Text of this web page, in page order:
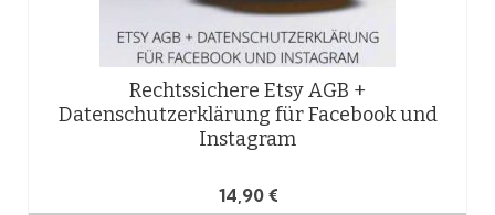
Rechtssichere Etsy AGB +
Datenschutzerklärung für Facebook und
Instagram
14,90 €